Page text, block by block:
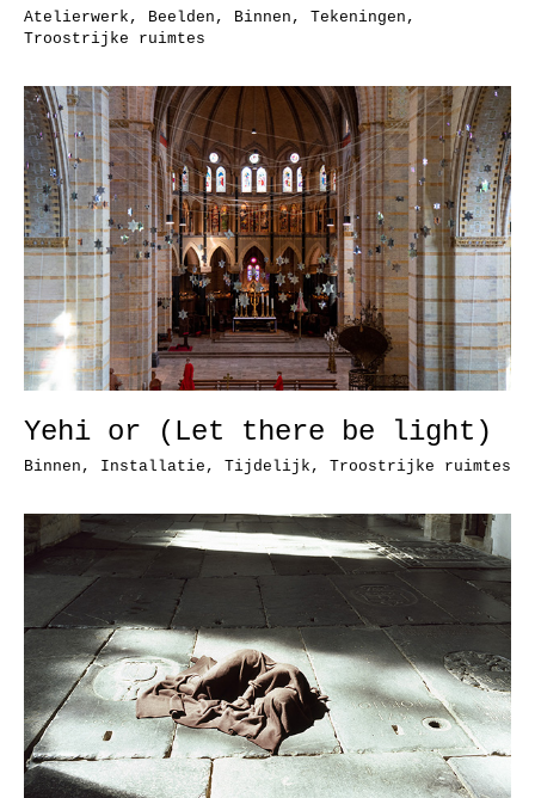
Atelierwerk , Beelden , Binnen , Tekeningen ,
Troostrijke ruimtes
Yehi or (Let there be light)
Binnen , Installatie , Tijdelijk , Troostrijke ruimtes